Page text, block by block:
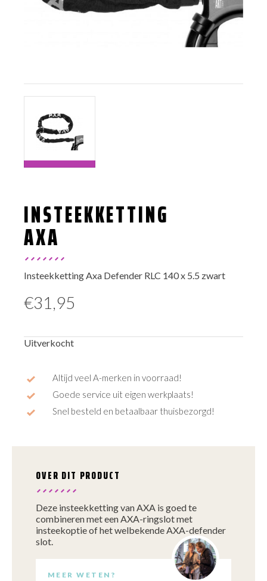
INSTEEKKETTING
AXA
Insteekketting Axa Defender RLC 140 x 5.5 zwart
€31,95
Uitverkocht
Altijd veel A-merken in voorraad!
Goede service uit eigen werkplaats!
Snel besteld en betaalbaar thuisbezorgd!
OVER DIT PRODUCT
Deze insteekketting van AXA is goed te
combineren met een AXA-ringslot met
insteekoptie of het welbekende AXA-defender
slot.
MEER WETEN?